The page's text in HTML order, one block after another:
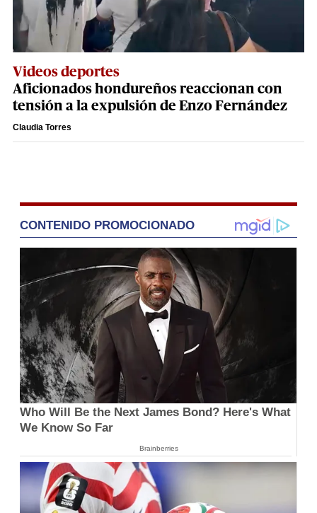
Videos deportes
Aficionados hondureños reaccionan con
tensión a la expulsión de Enzo Fernández
Claudia Torres
CONTENIDO PROMOCIONADO
Who Will Be the Next James Bond? Here's What
We Know So Far
Brainberries